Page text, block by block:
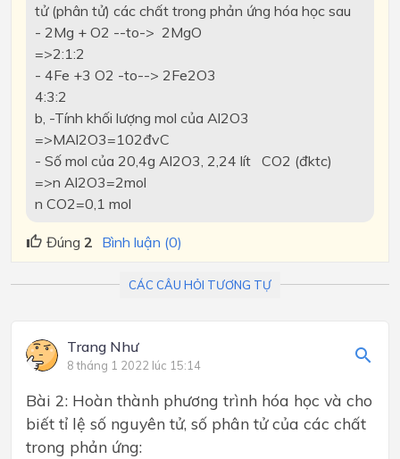
tử (phân tử) các chất trong phản ứng hóa học sau
- 2Mg + O2 --to-> 2MgO
=>2:1:2
- 4Fe +3 O2 -to--> 2Fe2O3
4:3:2
b, -Tính khối lượng mol của Al2O3
=>MAl2O3=102đvC
- Số mol của 20,4g Al2O3, 2,24 lít CO2 (đktc)
=>n Al2O3=2mol
n CO2=0,1 mol
Đúng 2 Bình luận (0)
CÁC CÂU HỎI TƯƠNG TỰ
Trang Như
8 tháng 1 2022 lúc 15:14
Bài 2: Hoàn thành phương trình hóa học và cho
biết tỉ lệ số nguyên tử, số phân tử của các chất
trong phản ứng: